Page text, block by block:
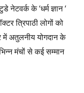
के ‘धर्म ज्ञान ‘
त्रिपाठी लोगों को
में अतुलनीय योगदान के
मंचों से कई सम्मान